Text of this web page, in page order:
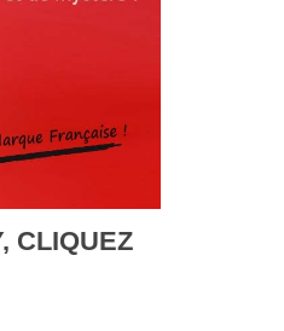
CLIQUEZ